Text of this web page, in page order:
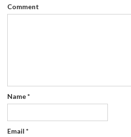
Comment
Name*
Email *